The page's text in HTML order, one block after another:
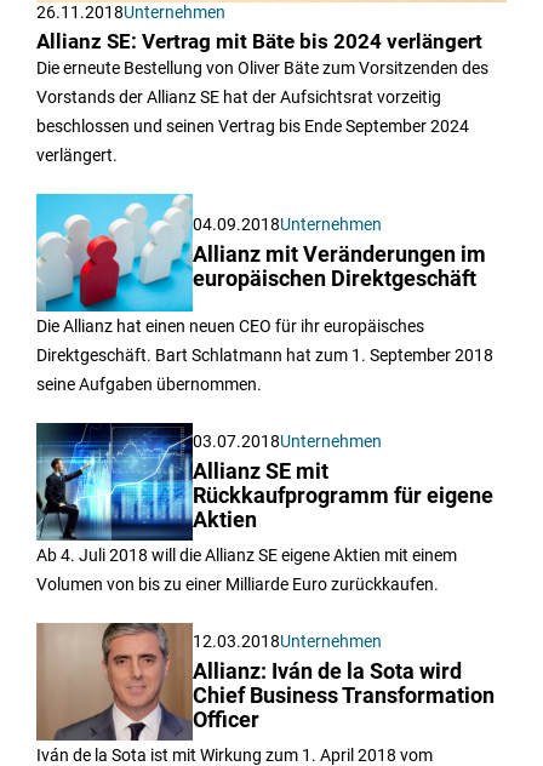
26.11.2018Unternehmen
Allianz SE: Vertrag mit Bäte bis 2024 verlängert
Die erneute Bestellung von Oliver Bäte zum Vorsitzenden des
Vorstands der Allianz SE hat der Aufsichtsrat vorzeitig
beschlossen und seinen Vertrag bis Ende September 2024
verlängert.
04.09.2018Unternehmen
Allianz mit Veränderungen im
europäischen Direktgeschäft
Die Allianz hat einen neuen CEO für ihr europäisches
Direktgeschäft. Bart Schlatmann hat zum 1. September 2018
seine Aufgaben übernommen.
03.07.2018Unternehmen
Allianz SE mit
Rückkaufprogramm für eigene
Aktien
Ab 4. Juli 2018 will die Allianz SE eigene Aktien mit einem
Volumen von bis zu einer Milliarde Euro zurückkaufen.
12.03.2018Unternehmen
Allianz: Iván de la Sota wird
Chief Business Transformation
Officer
Iván de la Sota ist mit Wirkung zum 1. April 2018 vom